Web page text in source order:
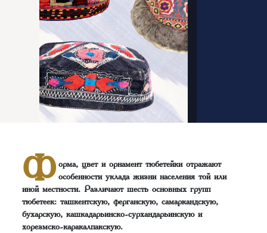
Ф орма, цвет и орнамент тюбетейки отражают
особенности уклада жизни населения той или
иной местности. Различают шесть основных групп
тюбетеек: ташкентскую, ферганскую, самаркандскую,
бухарскую, кашкадарьинско-сурхандарьинскую и
хорезмско-каракалпакскую.